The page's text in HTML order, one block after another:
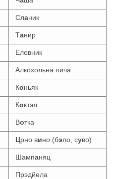
Сланик
Танир
Еловник
Алкохольна пича
Коньяк
Коктэл
Вотка
Црно вино (бэло, суво)
Шампаняц
Прэдйела